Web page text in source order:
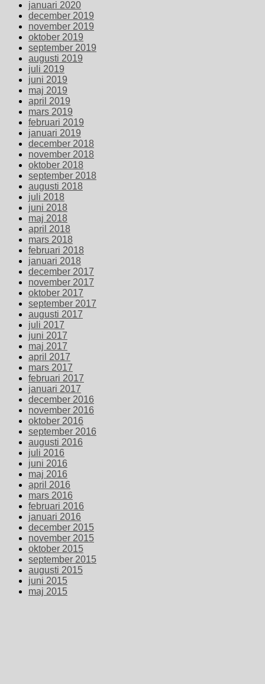
januari 2020
december 2019
november 2019
oktober 2019
september 2019
augusti 2019
juli 2019
juni 2019
maj 2019
april 2019
mars 2019
februari 2019
januari 2019
december 2018
november 2018
oktober 2018
september 2018
augusti 2018
juli 2018
juni 2018
maj 2018
april 2018
mars 2018
februari 2018
januari 2018
december 2017
november 2017
oktober 2017
september 2017
augusti 2017
juli 2017
juni 2017
maj 2017
april 2017
mars 2017
februari 2017
januari 2017
december 2016
november 2016
oktober 2016
september 2016
augusti 2016
juli 2016
juni 2016
maj 2016
april 2016
mars 2016
februari 2016
januari 2016
december 2015
november 2015
oktober 2015
september 2015
augusti 2015
juni 2015
maj 2015